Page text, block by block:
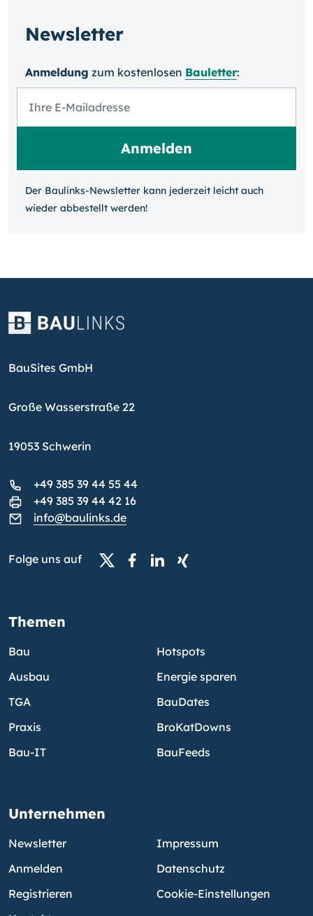
Newsletter
Anmeldung zum kosten­losen Bauletter:
Der Baulinks-Newsletter kann jeder­zeit leicht auch
wieder ab­bestellt werden!
BauSites GmbH
Große Wasserstraße 22
19053 Schwerin
+49 385 39 44 55 44
+49 385 39 44 42 16
info@baulinks.de
Folge uns auf
Themen
Bau
Ausbau
TGA
Praxis
Bau-IT
Hotspots
Energie sparen
BauDates
BroKatDowns
BauFeeds
Unternehmen
Newsletter
Anmelden
Registrieren
Impressum
Datenschutz
Cookie-Einstellungen